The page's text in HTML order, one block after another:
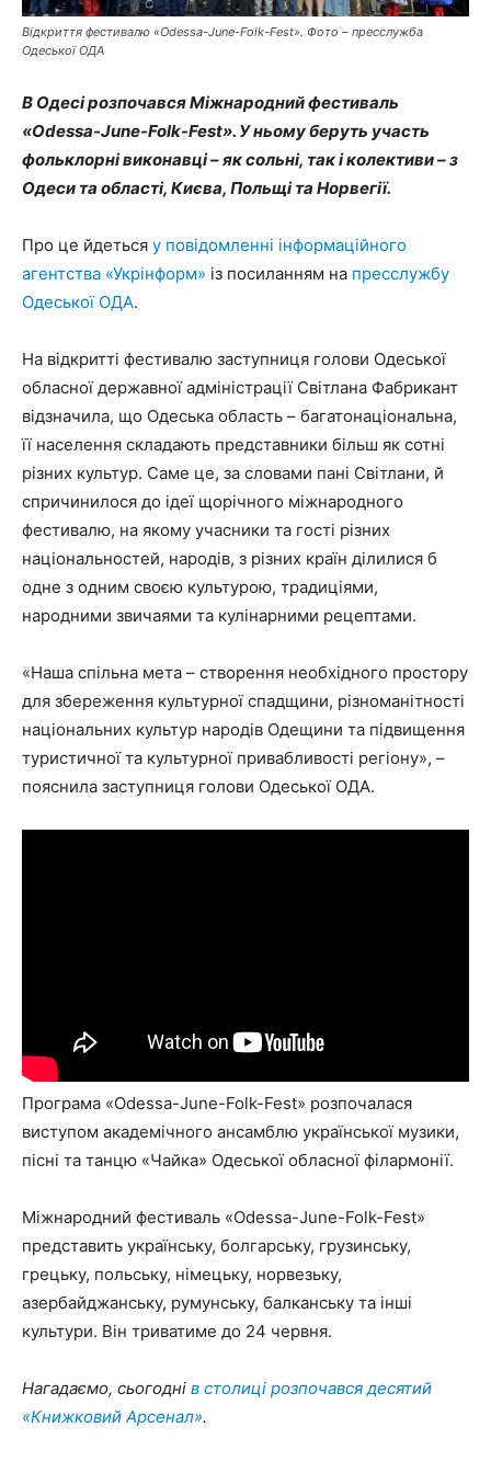
Відкриття фестивалю «Odessa-June-Folk-Fest». Фото – пресслужба
Одеської ОДА
В Одесі розпочався Міжнародний фестиваль
«Odessa-June-Folk-Fest». У ньому беруть участь
фольклорні виконавці – як сольні, так і колективи – з
Одеси та області, Києва, Польщі та Норвегії.
Про це йдеться у повідомленні інформаційного
агентства «Укрінформ» із посиланням на пресслужбу
Одеської ОДА.
На відкритті фестивалю заступниця голови Одеської
обласної державної адміністрації Світлана Фабрикант
відзначила, що Одеська область – багатонаціональна,
її населення складають представники більш як сотні
різних культур. Саме це, за словами пані Світлани, й
спричинилося до ідеї щорічного міжнародного
фестивалю, на якому учасники та гості різних
національностей, народів, з різних країн ділилися б
одне з одним своєю культурою, традиціями,
народними звичаями та кулінарними рецептами.
«Наша спільна мета – створення необхідного простору
для збереження культурної спадщини, різноманітності
національних культур народів Одещини та підвищення
туристичної та культурної привабливості регіону», –
пояснила заступниця голови Одеської ОДА.
Програма «Odessa-June-Folk-Fest» розпочалася
виступом академічного ансамблю української музики,
пісні та танцю «Чайка» Одеської обласної філармонії.
Міжнародний фестиваль «Odessa-June-Folk-Fest»
представить українську, болгарську, грузинську,
грецьку, польську, німецьку, норвезьку,
азербайджанську, румунську, балканську та інші
культури. Він триватиме до 24 червня.
Нагадаємо, сьогодні в столиці розпочався десятий
«Книжковий Арсенал».